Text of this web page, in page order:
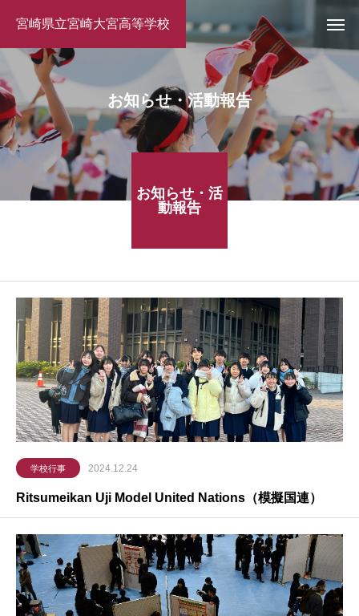
宮崎県立宮崎大宮高等学校
お知らせ・活動報告
お知らせ・活
動報告
学校行事 2024.12.24
Ritsumeikan Uji Model United Nations（模擬国連）